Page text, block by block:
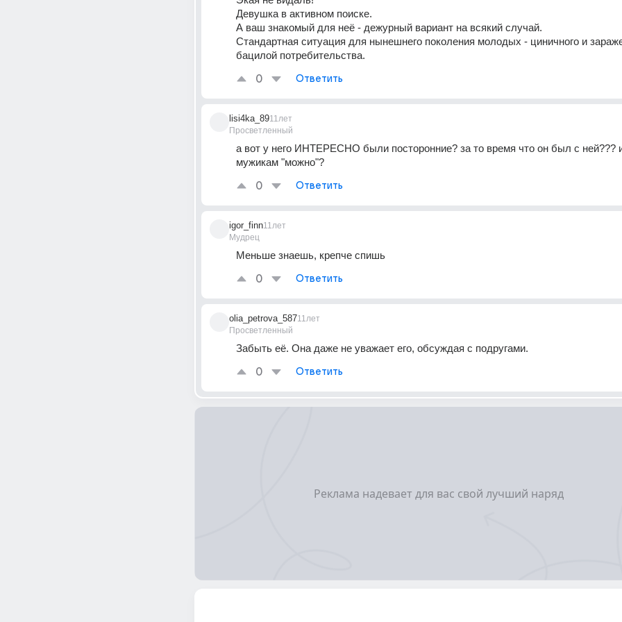
Девушка в активном поиске.
А ваш знакомый для неё - дежурный вариант на всякий случай.
Стандартная ситуация для нынешнего поколения молодых - циничного и
бацилой потребительства.
0 Ответить
lisi4ka_89
Просветленный
11лет
а вот у него ИНТЕРЕСНО были посторонние? за то время что он был с ней???
мужикам "можно"?
0 Ответить
igor_finn
Мудрец
11лет
Меньше знаешь, крепче спишь
0 Ответить
olia_petrova_587
Просветленный
11лет
Забыть её. Она даже не уважает его, обсуждая с подругами.
0 Ответить